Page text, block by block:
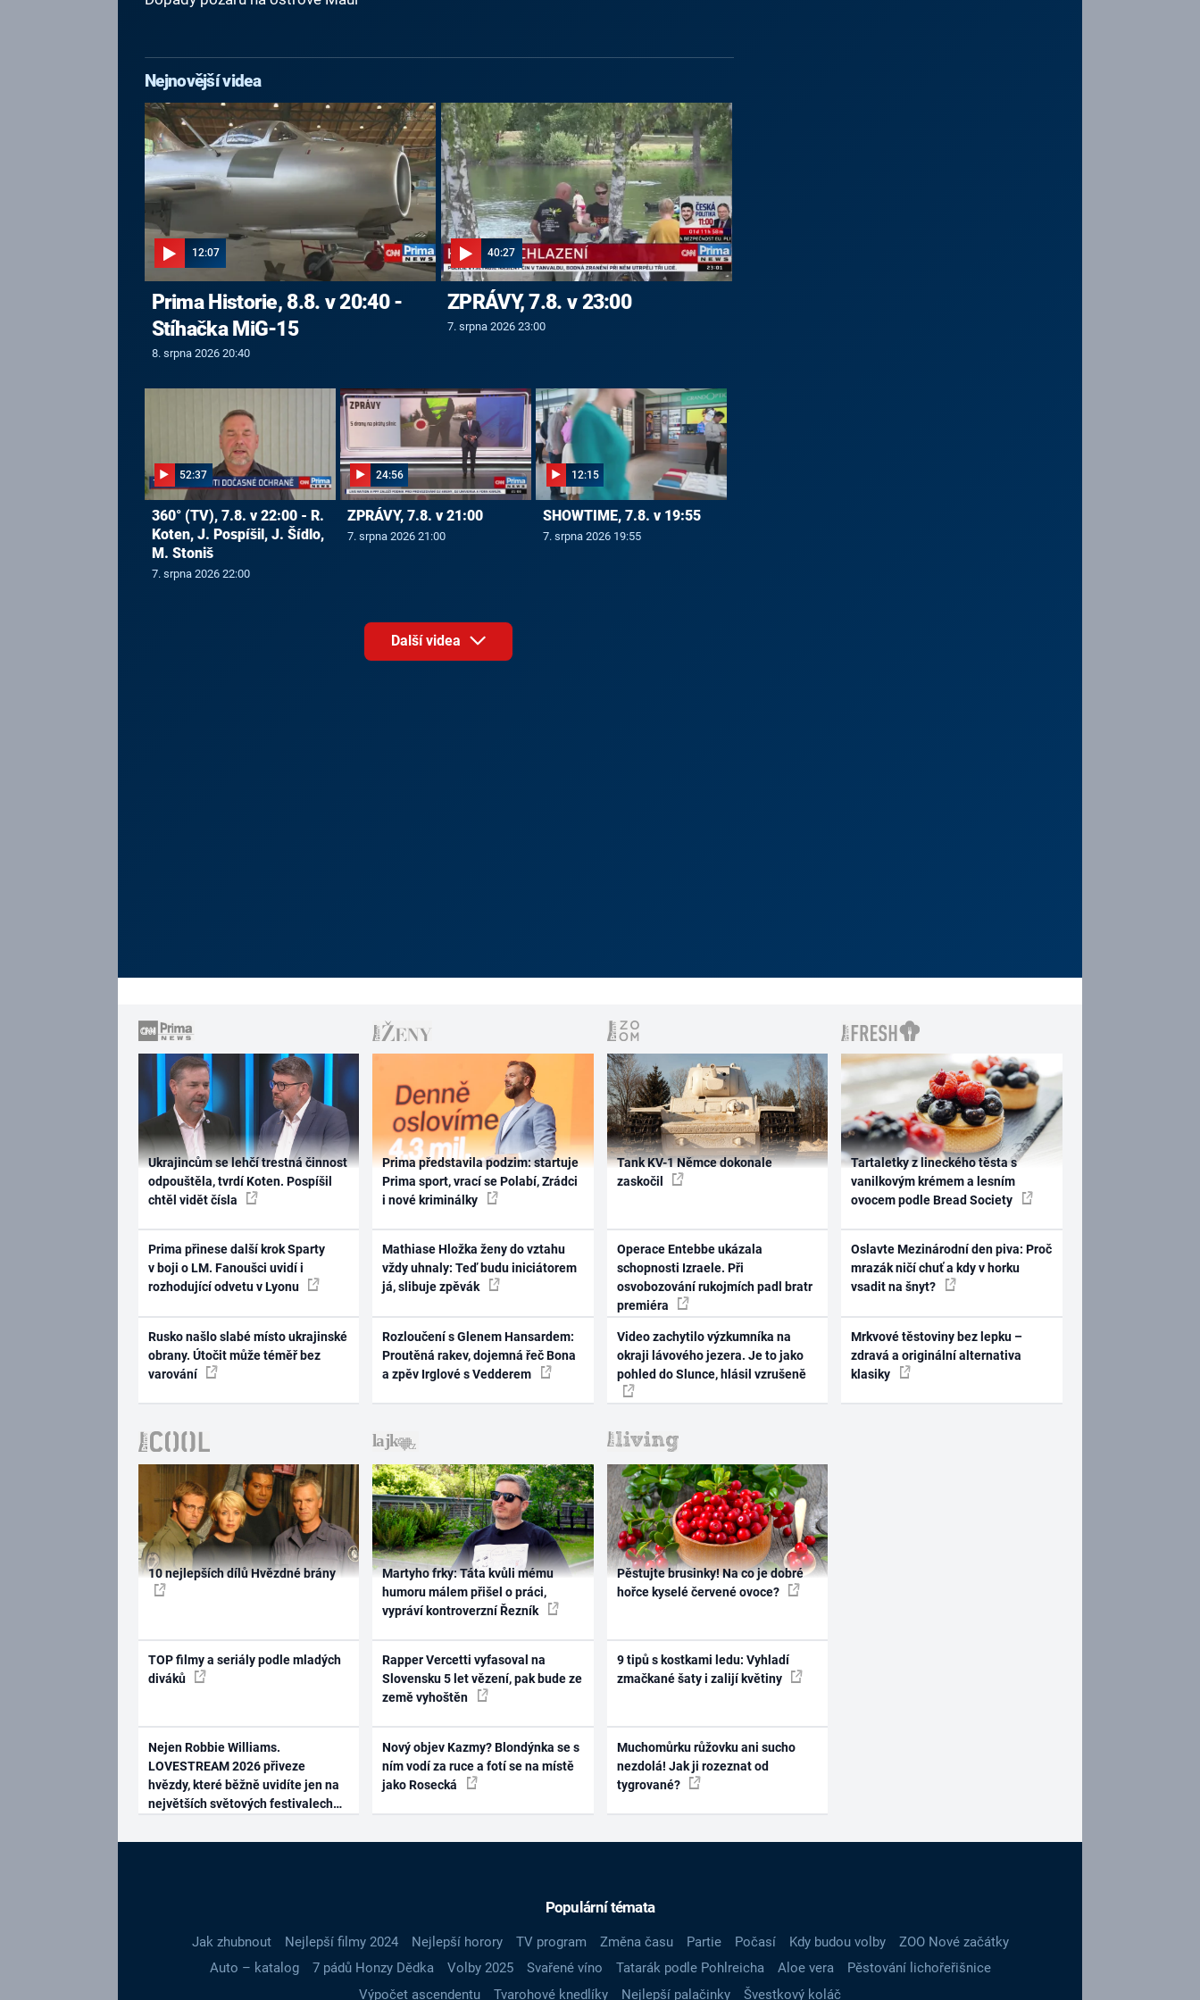
Nejnovější videa
12:07
Prima Historie, 8.8. v 20:40 -
Stíhačka MiG-15
8. srpna 2026 20:40
40:27
ZPRÁVY, 7.8. v 23:00
7. srpna 2026 23:00
52:37
360° (TV), 7.8. v 22:00 - R.
Koten, J. Pospíšil, J. Šídlo,
M. Stoniš
7. srpna 2026 22:00
24:56
ZPRÁVY, 7.8. v 21:00
7. srpna 2026 21:00
12:15
SHOWTIME, 7.8. v 19:55
7. srpna 2026 19:55
Další videa
Ukrajincům se lehčí trestná činnost
odpouštěla, tvrdí Koten. Pospíšil
chtěl vidět čísla
Prima přinese další krok Sparty
v boji o LM. Fanoušci uvidí i
rozhodující odvetu v Lyonu
Rusko našlo slabé místo ukrajinské
obrany. Útočit může téměř bez
varování
Prima představila podzim: startuje
Prima sport, vrací se Polabí, Zrádci
i nové kriminálky
Mathiase Hložka ženy do vztahu
vždy uhnaly: Teď budu iniciátorem
já, slibuje zpěvák
Rozloučení s Glenem Hansardem:
Proutěná rakev, dojemná řeč Bona
a zpěv Irglové s Vedderem
Tank KV-1 Němce dokonale
zaskočil
Operace Entebbe ukázala
schopnosti Izraele. Při
osvobozování rukojmích padl bratr
premiéra
Video zachytilo výzkumníka na
okraji lávového jezera. Je to jako
pohled do Slunce, hlásil vzrušeně
Tartaletky z lineckého těsta s
vanilkovým krémem a lesním
ovocem podle Bread Society
Oslavte Mezinárodní den piva: Proč
mrazák ničí chuť a kdy v horku
vsadit na šnyt?
Mrkvové těstoviny bez lepku –
zdravá a originální alternativa
klasiky
10 nejlepších dílů Hvězdné brány
TOP filmy a seriály podle mladých
diváků
Nejen Robbie Williams.
LOVESTREAM 2026 přiveze
hvězdy, které běžně uvidíte jen na
největších světových festivalech
Martyho frky: Táta kvůli mému
humoru málem přišel o práci,
vypráví kontroverzní Řezník
Rapper Vercetti vyfasoval na
Slovensku 5 let vězení, pak bude ze
země vyhoštěn
Nový objev Kazmy? Blondýnka se s
ním vodí za ruce a fotí se na místě
jako Rosecká
Pěstujte brusinky! Na co je dobré
hořce kyselé červené ovoce?
9 tipů s kostkami ledu: Vyhladí
zmačkané šaty i zalijí květiny
Muchomůrku růžovku ani sucho
nezdolá! Jak ji rozeznat od
tygrované?
Populární témata
Jak zhubnout Nejlepší filmy 2024 Nejlepší horory TV program Změna času Partie Počasí Kdy budou volby
ZOO Nové začátky
Auto – katalog
7 pádů Honzy Dědka Volby 2025 Svařené víno Tatarák podle Pohlreicha Aloe vera
Pěstování lichořeřišnice
Výpočet ascendentu
Tvarohové knedlíky Nejlepší palačinky Švestkový koláč